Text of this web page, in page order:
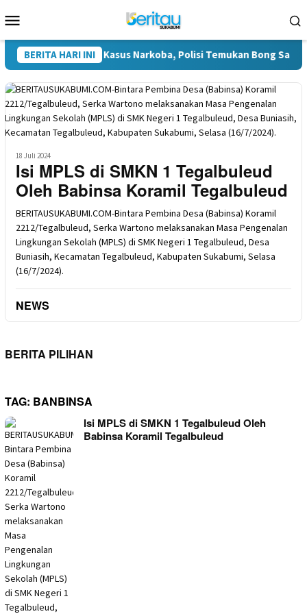
ke
Mobile
BERITA HARI INI
Terlibat Kasus Narkoba, Polisi Temukan Bong Saat
18 Juli 2024
Isi MPLS di SMKN 1 Tegalbuleud
Oleh Babinsa Koramil Tegalbuleud
BERITAUSUKABUMI.COM-Bintara Pembina Desa (Babinsa) Koramil
2212/Tegalbuleud, Serka Wartono melaksanakan Masa Pengenalan
Lingkungan Sekolah (MPLS) di SMK Negeri 1 Tegalbuleud, Desa
Buniasih, Kecamatan Tegalbuleud, Kabupaten Sukabumi, Selasa
(16/7/2024).
NEWS
BERITA PILIHAN
TAG: BANBINSA
Isi MPLS di SMKN 1 Tegalbuleud Oleh
Babinsa Koramil Tegalbuleud